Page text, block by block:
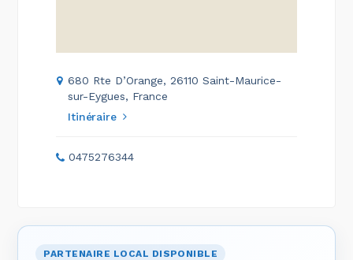
680 Rte D’Orange, 26110 Saint-Maurice-
sur-Eygues, France
Itinéraire
0475276344
PARTENAIRE LOCAL DISPONIBLE